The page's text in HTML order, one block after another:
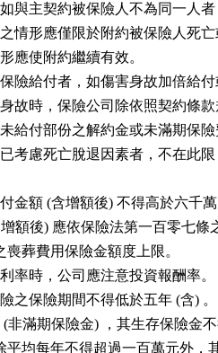
與主契約被保險人不為同一人
之情形應僅限於附約被保險人死
應使附約繼續有效。
險給付者，如傷害身故加倍給
身故時，保險公司除依照契約條
未給付部份之解約金或未滿期保
已考慮死亡脫退因素者，不在此
金額 (含增額後) 不得高於六千
增額後) 應依保險法第一百零七條
喪葬費用保險金額度上限。
率時，公司應注意投資報酬率。
之保險期間不得低於五年 (含) 。
非滿期保險金) ，其生存保險金
除平均每年不得超過一百萬元外，